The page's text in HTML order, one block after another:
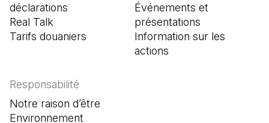
déclarations
Real Talk
Tarifs douaniers
Événements et
présentations
Information sur les
actions
Responsabilité
Notre raison d’être
Environnement